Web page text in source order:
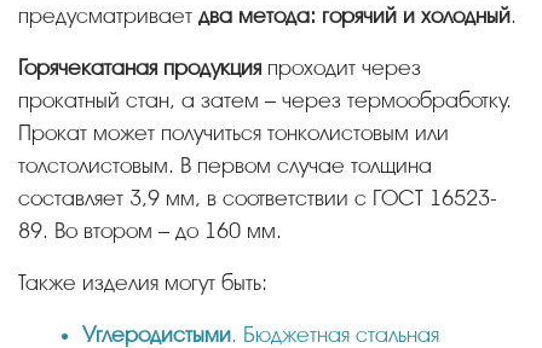
предусматривает два метода: горячий и холодный.
Горячекатаная продукция проходит через
прокатный стан, а затем – через термообработку.
Прокат может получиться тонколистовым или
толстолистовым. В первом случае толщина
составляет 3,9 мм, в соответствии с ГОСТ 16523-
89. Во втором – до 160 мм.
Также изделия могут быть:
Углеродистыми. Бюджетная стальная